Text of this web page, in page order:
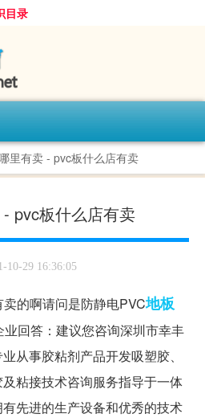
目录
里有卖 - pvc板什么店有卖
pvc板什么店有卖
10-29 16:36:05
的啊请问是防静电PVC地板
回答：建议您咨询深圳市幸丰
从事胶粘剂产品开发吸塑胶、
粘接技术咨询服务指导于一体
先进的生产设备和优秀的技术